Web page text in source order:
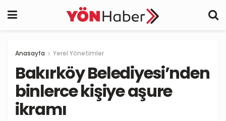
Anasayfa Yerel Yönetimler
Bakırköy Belediyesi’nden
binlerce kişiye aşure
ikramı